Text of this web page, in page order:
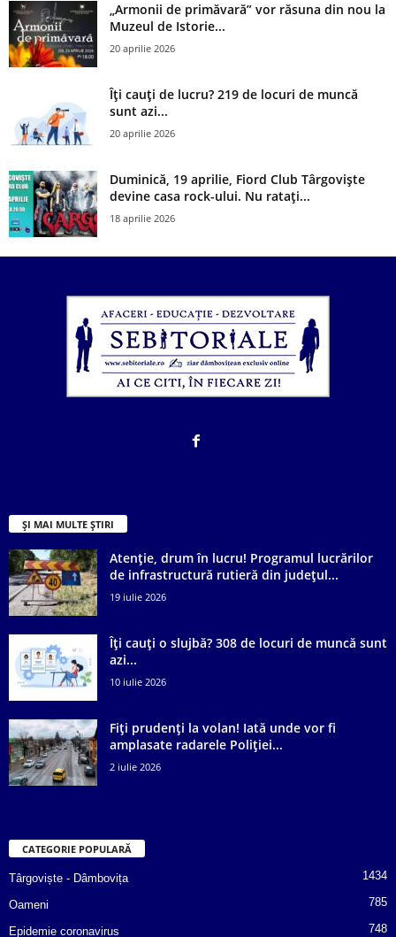
„Armonii de primăvară” vor răsuna din nou la
Muzeul de Istorie...
20 aprilie 2026
Îți cauți de lucru? 219 de locuri de muncă
sunt azi...
20 aprilie 2026
Duminică, 19 aprilie, Fiord Club Târgoviște
devine casa rock-ului. Nu ratați...
18 aprilie 2026
ȘI MAI MULTE ȘTIRI
Atenție, drum în lucru! Programul lucrărilor
de infrastructură rutieră din județul...
19 iulie 2026
Îți cauți o slujbă? 308 de locuri de muncă sunt
azi...
10 iulie 2026
Fiți prudenți la volan! Iată unde vor fi
amplasate radarele Poliției...
2 iulie 2026
CATEGORIE POPULARĂ
Târgoviște - Dâmbovița 1434
Oameni 785
Epidemie coronavirus 748